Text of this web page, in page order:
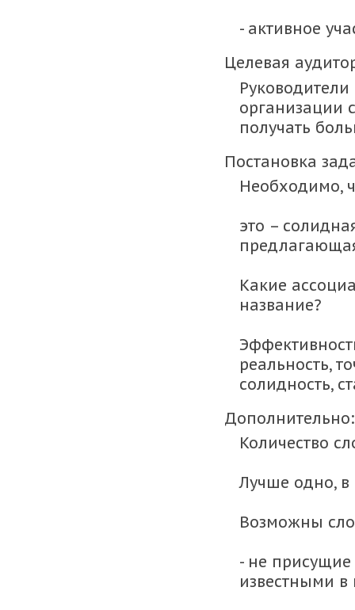
- активное
Целевая
организации
получать
Постановка
Необходимо,
это –
Какие
название?
реальность,
солидность,
Дополнительно:
Количество
Лучше одно, в
Возможны
- не присущие
известными в